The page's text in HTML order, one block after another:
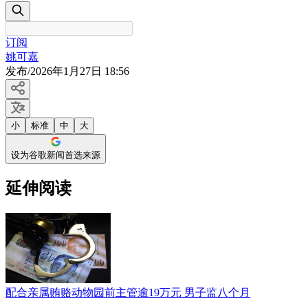
订阅
姚可嘉
发布/2026年1月27日 18:56
小 标准 中 大
设为谷歌新闻首选来源
延伸阅读
配合亲属贿赂动物园前主管逾19万元 男子监八个月